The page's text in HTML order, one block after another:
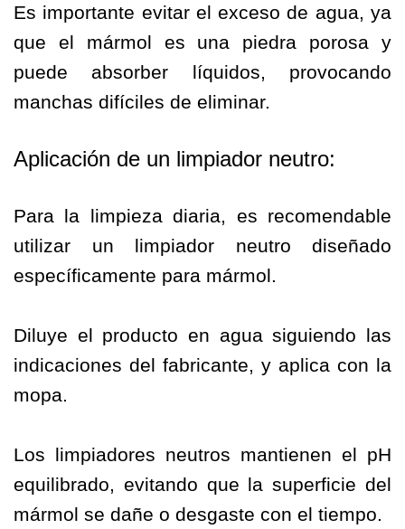
Es importante evitar el exceso de agua, ya
que el mármol es una piedra porosa y
puede absorber líquidos, provocando
manchas difíciles de eliminar.
Aplicación de un limpiador neutro:
Para la limpieza diaria, es recomendable
utilizar un limpiador neutro diseñado
específicamente para mármol.
Diluye el producto en agua siguiendo las
indicaciones del fabricante, y aplica con la
mopa.
Los limpiadores neutros mantienen el pH
equilibrado, evitando que la superficie del
mármol se dañe o desgaste con el tiempo.